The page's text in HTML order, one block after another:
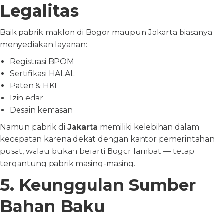
Legalitas
Baik pabrik maklon di Bogor maupun Jakarta biasanya
menyediakan layanan:
Registrasi BPOM
Sertifikasi HALAL
Paten & HKI
Izin edar
Desain kemasan
Namun pabrik di Jakarta memiliki kelebihan dalam
kecepatan karena dekat dengan kantor pemerintahan
pusat, walau bukan berarti Bogor lambat — tetap
tergantung pabrik masing-masing.
5. Keunggulan Sumber
Bahan Baku